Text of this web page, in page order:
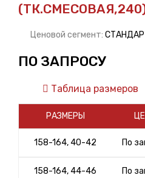
Ценовой сегмент:
ПО ЗАПРОСУ
Таблица размеров
РАЗМЕРЫ
158-164, 40-42 По
158-164, 44-46 По